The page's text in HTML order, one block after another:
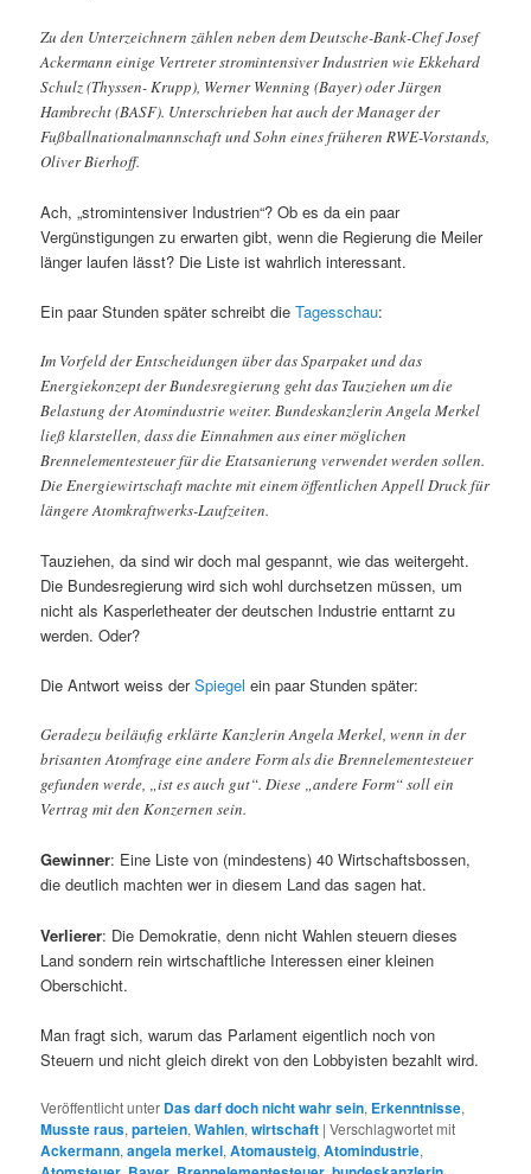
Zu den Unterzeichnern zählen neben dem Deutsche-Bank-Chef Josef
Ackermann einige Vertreter stromintensiver Industrien wie Ekkehard
Schulz (Thyssen- Krupp), Werner Wenning (Bayer) oder Jürgen
Hambrecht (BASF). Unterschrieben hat auch der Manager der
Fußballnationalmannschaft und Sohn eines früheren RWE-Vorstands,
Oliver Bierhoff.
Ach, „stromintensiver Industrien“? Ob es da ein paar
Vergünstigungen zu erwarten gibt, wenn die Regierung die Meiler
länger laufen lässt? Die Liste ist wahrlich interessant.
Ein paar Stunden später schreibt dieTagesschau:
Im Vorfeld der Entscheidungen über das Sparpaket und das
Energiekonzept der Bundesregierung geht das Tauziehen um die
Belastung der Atomindustrie weiter. Bundeskanzlerin Angela Merkel
ließ klarstellen, dass die Einnahmen aus einer möglichen
Brennelementesteuer für die Etatsanierung verwendet werden sollen.
Die Energiewirtschaft machte mit einem öffentlichen Appell Druck für
längere Atomkraftwerks-Laufzeiten.
Tauziehen, da sind wir doch mal gespannt, wie das weitergeht.
Die Bundesregierung wird sich wohl durchsetzen müssen, um
nicht als Kasperletheater der deutschen Industrie enttarnt zu
werden. Oder?
Die Antwort weiss derSpiegel ein paar Stunden später:
Geradezu beiläufig erklärte Kanzlerin Angela Merkel, wenn in der
brisanten Atomfrage eine andere Form als die Brennelementesteuer
gefunden werde, „ist es auch gut“. Diese „andere Form“ soll ein
Vertrag mit den Konzernen sein.
Gewinner: Eine Liste von (mindestens) 40 Wirtschaftsbossen,
die deutlich machten wer in diesem Land das sagen hat.
Verlierer: Die Demokratie, denn nicht Wahlen steuern dieses
Land sondern rein wirtschaftliche Interessen einer kleinen
Oberschicht.
Man fragt sich, warum das Parlament eigentlich noch von
Steuern und nicht gleich direkt von den Lobbyisten bezahlt wird.
Veröffentlicht unter Das darf doch nicht wahr sein, Erkenntnisse,
Musste raus,parteien,Wahlen,wirtschaft |Verschlagwortet mit
Ackermann,angela merkel,Atomausteig,Atomindustrie,